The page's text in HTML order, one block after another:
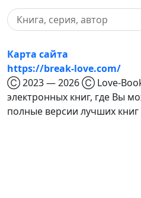
Карта сайта
https://break-love.com/
Ⓒ 2023 — 2026 Ⓒ Love-
электронных книг, где Вы
полные версии лучших